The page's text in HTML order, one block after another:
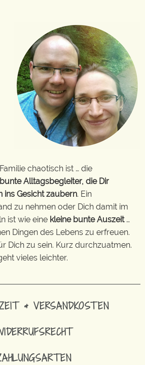
chaotisch ist … die
bunte Alltagsbegleiter, die Dir
ins Gesicht zaubern. Ein
zu nehmen oder Dich damit im
ist wie eine kleine bunte Auszeit…
Dingen des Lebens zu erfreuen.
Dich zu sein. Kurz durchzuatmen.
vieles leichter.
& VERSANDKOSTEN